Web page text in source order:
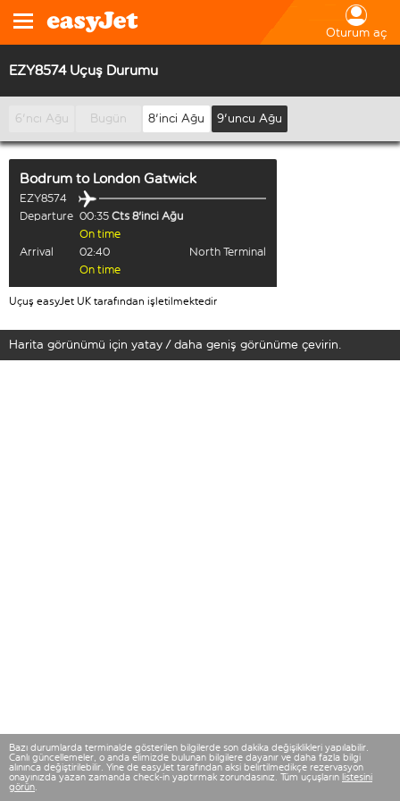
Oturum aç
EZY8574 Uçuş Durumu
6'ncı Ağu Bugün 8'inci Ağu 9'uncu Ağu
Bodrum to London Gatwick
EZY8574
Departure 00:35 Cts 8'inci Ağu
On time
Arrival
02:40
North Terminal
On time
Uçuş easyJet UK tarafından işletilmektedir
Harita görünümü için yatay / daha geniş görünüme çevirin.
Bazı durumlarda terminalde gösterilen bilgilerde son dakika değişiklikleri yapılabilir.
Canlı güncellemeler, o anda elimizde bulunan bilgilere dayanır ve daha fazla bilgi
alınınca değiştirilebilir. Yine de easyJet tarafından aksi belirtilmedikçe rezervasyon
onayınızda yazan zamanda check-in yaptırmak zorundasınız. Tüm uçuşların listesini
görün.